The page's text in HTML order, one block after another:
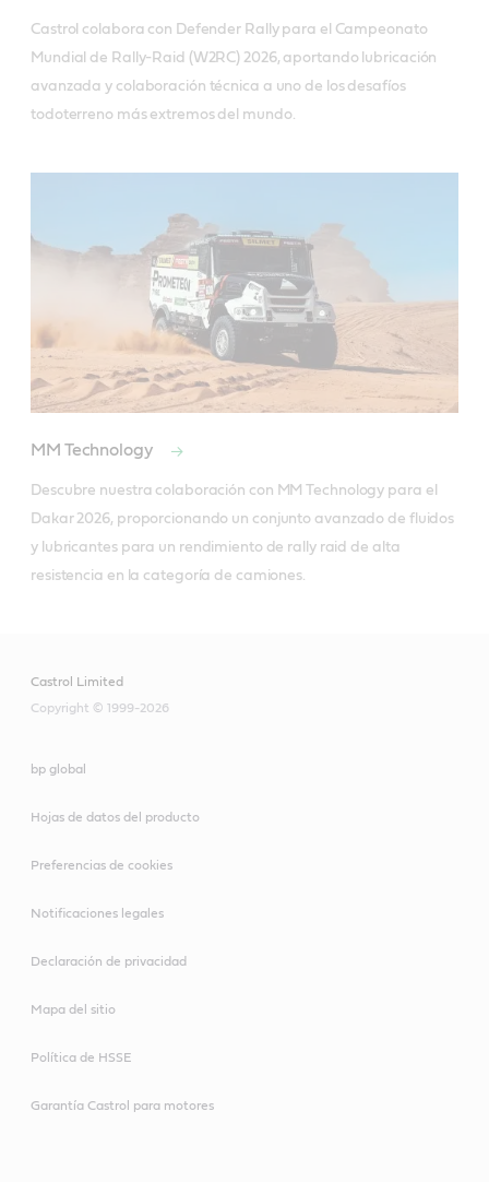
Castrol colabora con Defender Rally para el Campeonato
Mundial de Rally-Raid (W2RC) 2026, aportando lubricación
avanzada y colaboración técnica a uno de los desafíos
todoterreno más extremos del mundo.
MM Technology
Descubre nuestra colaboración con MM Technology para el
Dakar 2026, proporcionando un conjunto avanzado de fluidos
y lubricantes para un rendimiento de rally raid de alta
resistencia en la categoría de camiones.
Castrol Limited
Copyright © 1999-2026
bp global
Hojas de datos del producto
Preferencias de cookies
Notificaciones legales
Declaración de privacidad
Mapa del sitio
Política de HSSE
Garantía Castrol para motores